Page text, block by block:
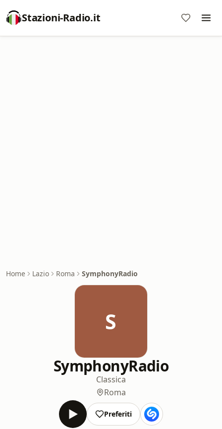
Stazioni-Radio.it
Home Lazio Roma SymphonyRadio
S
SymphonyRadio
Classica
Roma
Preferiti